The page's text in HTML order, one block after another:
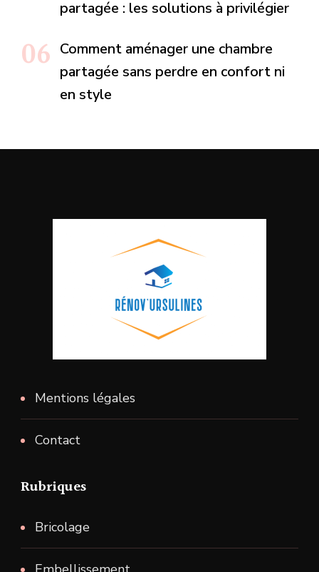
partagée : les solutions à privilégier
Comment aménager une chambre
partagée sans perdre en confort ni
en style
Mentions légales
Contact
Rubriques
Bricolage